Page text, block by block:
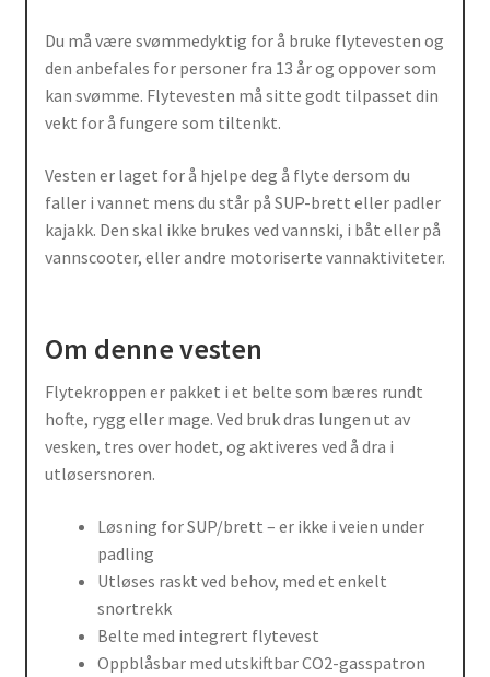
Du må være svømmedyktig for å bruke flytevesten og
den anbefales for personer fra 13 år og oppover som
kan svømme. Flytevesten må sitte godt tilpasset din
vekt for å fungere som tiltenkt.
Vesten er laget for å hjelpe deg å flyte dersom du
faller i vannet mens du står på SUP-brett eller padler
kajakk. Den skal ikke brukes ved vannski, i båt eller på
vannscooter, eller andre motoriserte vannaktiviteter.
Om denne vesten
Flytekroppen er pakket i et belte som bæres rundt
hofte, rygg eller mage. Ved bruk dras lungen ut av
vesken, tres over hodet, og aktiveres ved å dra i
utløsersnoren.
Løsning for SUP/brett – er ikke i veien under
padling
Utløses raskt ved behov, med et enkelt
snortrekk
Belte med integrert flytevest
Oppblåsbar med utskiftbar CO2-gasspatron